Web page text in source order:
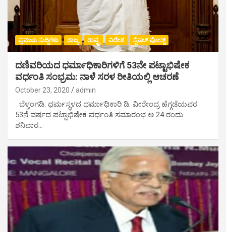
ಪ್ರಮುಖ ಸುದ್ದಿಗಳು ರಾಜ್ಯ ರಾಷ್ಟ್ರ ವಿದೇಶ ಸ್ಪೆಷಲ್ ಪೋಸ್ಟ್
ದಣಿವರಿಯದ ಧರ್ಮಾಧಿಕಾರಿಗಳಿಗೆ 53ನೇ ಪಟ್ಟಾಭಿಷೇಕ
ವರ್ಧಂತಿ ಸಂಭ್ರಮ: ನಾಳೆ ಸರಳ ರೀತಿಯಲ್ಲಿ ಆಚರಣೆ
October 23, 2020 admin
ಬೆಳ್ತಂಗಡಿ: ಧರ್ಮಸ್ಥಳದ ಧರ್ಮಾಧಿಕಾರಿ ಡಿ. ವೀರೇಂದ್ರ ಹೆಗ್ಗಡೆಯವರ
53ನೆ ವರ್ಷದ ಪಟ್ಟಾಭಿಷೇಕ ವರ್ಧಂತಿ ಸಮಾರಂಭ ಅ 24 ರಂದು
ಶನಿವಾರ…